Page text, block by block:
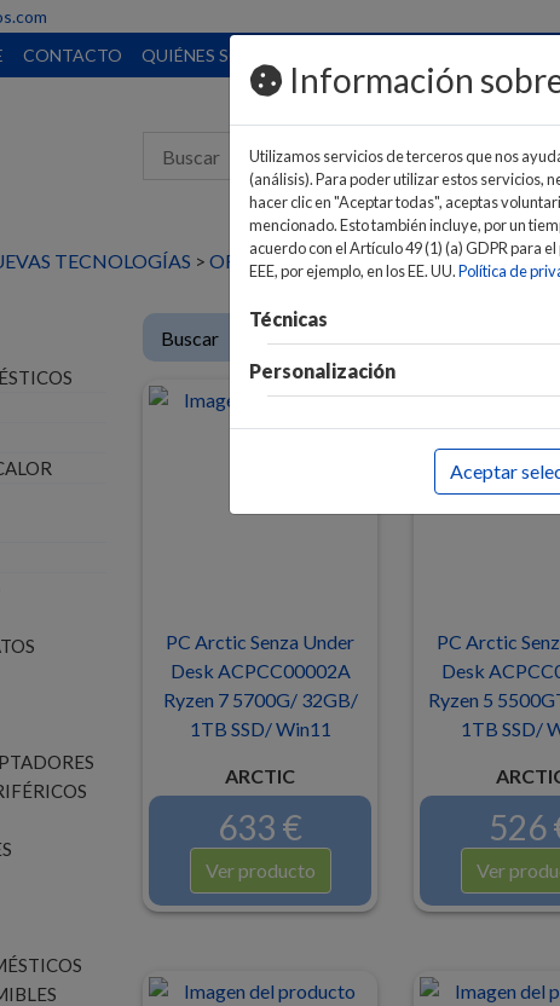
CONTACTO QUIÉNES SOMOS
TECNOLOGÍAS > ORDENADORES >ORDENADORES>
PC Arctic Senza Under
Desk ACPCC00002A
Ryzen 7 5700G/ 32GB/
1TB SSD/ Win11
ARCTIC
633 €
Ver producto
PC Arctic
Desk
Ryzen 5
1TB SSD/
526
Ver
Información
Utilizamos servicios de terceros que nos
(análisis). Para poder utilizar estos servicios,
hacer clic en "Aceptar todas", aceptas
mencionado. Esto también incluye, por un
acuerdo con el Artículo 49 (1) (a) GDPR para
EEE, por ejemplo, en los EE. UU.Política de
Técnicas
Personalización
Aceptar